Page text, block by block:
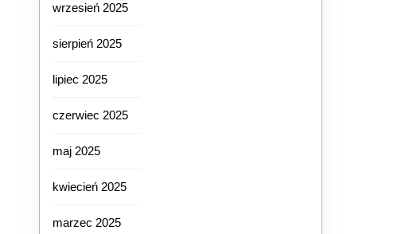
wrzesień 2025
sierpień 2025
lipiec 2025
czerwiec 2025
maj 2025
kwiecień 2025
marzec 2025